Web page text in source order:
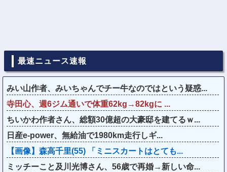
最速ニュース速報
みい山作者、みいちゃんでチー牛なのではという疑惑...
寺田心、週6ジム通いで体重62kg→82kgに ...
ちいかわ作者さん、総額30億超の大豪邸を建てるｗ...
日産e-power、無給油で1980km走行しギ...
【画像】森高千里(55) 「ミニスカートはとても...
ミッチーこと及川光博さん、56歳で再婚→新しい命...